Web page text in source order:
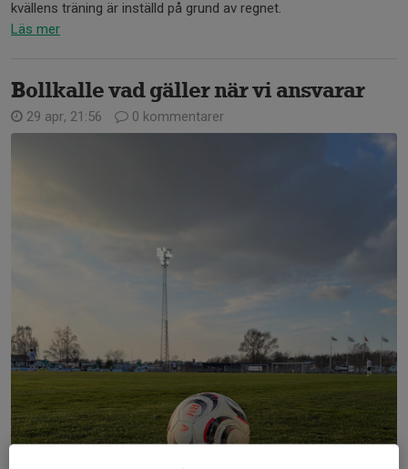
kvällens träning är inställd på grund av regnet.
Läs mer
Bollkalle vad gäller när vi ansvarar
29 apr, 21:56 0 kommentarer